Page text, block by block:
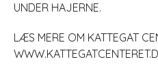
UNDER HAJERNE.
LÆS MERE OM KATTEGAT